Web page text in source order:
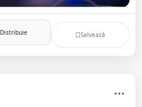
Distribuie Salvează